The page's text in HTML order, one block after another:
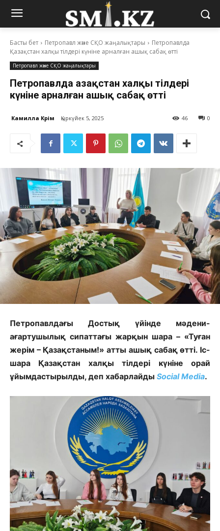
Басты бет Петропавл және СҚО жаңалықтары
Петропавлда
Қазақстан халқы тілдері күніне арналған ашық сабақ өтті
Петропавл және СҚО жаңалықтары
Петропавлда Қазақстан халқы тілдері
күніне арналған ашық сабақ өтті
Камилла Кәрім Қыркүйек 5, 2025 0
46
Петропавлдағы Достық үйінде мәдени-
ағартушылық сипаттағы жарқын шара – «Туған
жерім – Қазақстаным!» атты ашық сабақ өтті. Іс-
шара Қазақстан халқы тілдері күніне орай
ұйымдастырылды, деп хабарлайды Social Media.